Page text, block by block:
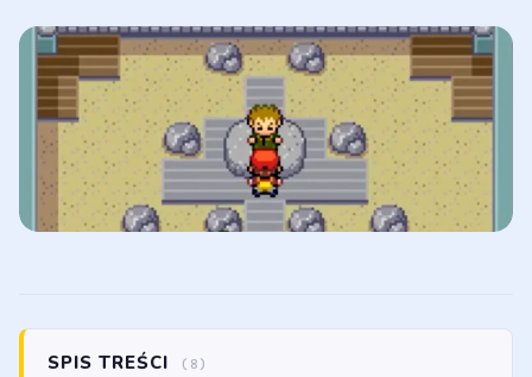
SPIS TREŚCI (8)